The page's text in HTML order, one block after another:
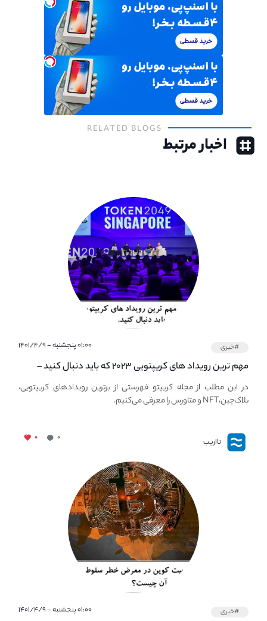
RELATED BLOGS
اخبار مرتبط
#خبری ۰۱:۰۰ پنجشنبه - ۱۴۰۱/۴/۹
مهم ترین رویداد های کریپتویی ۲۰۲۳ که باید دنبال کنید –
معرفی بهترین رویداد های جهانی
در این مطلب از مجله کریپتو فهرستی از برترین رویدادهای کریپتویی،
بلاک‌چین،NFT و متاورس را معرفی می‌کنیم.
نااریب ۰ ۰
#خبری ۰۱:۰۰ پنجشنبه - ۱۴۰۱/۴/۹